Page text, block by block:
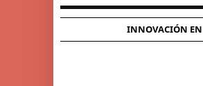
INNOVACIÓN EN